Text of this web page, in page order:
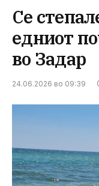
Се
едниот
во Задар
24.06.2026 во 09:39